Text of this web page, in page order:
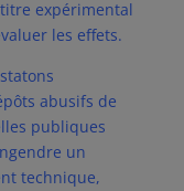
expérimental
les effets.
abusifs de
publiques
un
technique,